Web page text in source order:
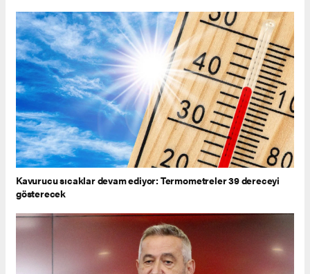
Kavurucu sıcaklar devam ediyor: Termometreler 39 dereceyi
gösterecek